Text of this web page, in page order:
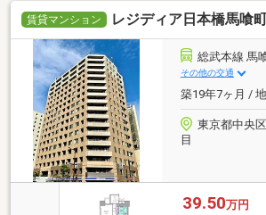
賃貸マンション レジディア日本橋馬喰
総武本線 馬
その他の交通
築19年7ヶ月 /
東京都中央
目
39.50万円